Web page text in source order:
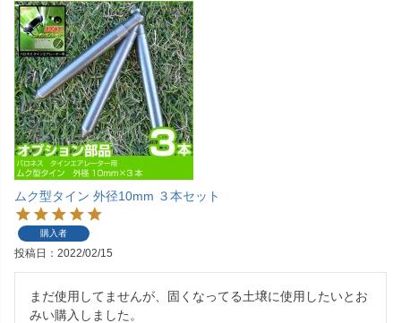
ムク型タイン 外径10mm ３本セット
購入者
投稿日 2022/02/15
まだ使用してませんが、固くなってる土壌に使用したいとお
みい購入しました。